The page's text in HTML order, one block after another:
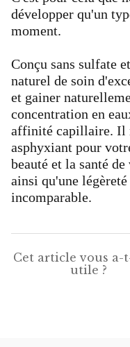
développer qu'un
moment.
Conçu sans sulfate
naturel de soin
et gainer
concentration en
affinité capillaire. Il
asphyxiant pour
beauté et la santé
ainsi qu'une
incomparable.
Cet article vous a-
utile ?